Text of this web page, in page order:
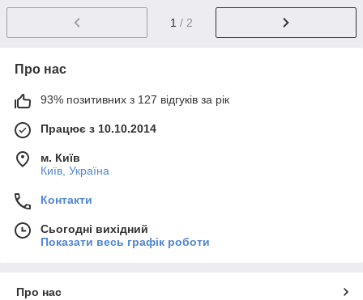
1 / 2
Про нас
93% позитивних з 127 відгуків за рік
Працює з 10.10.2014
м. Київ
Київ, Україна
Контакти
Сьогодні вихідний
Показати весь графік роботи
Про нас